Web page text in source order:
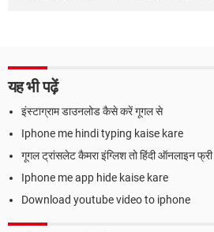
यह भी पढ़ें
इंस्टाग्राम डाउनलोड कैसे करें गूगल से
Iphone me hindi typing kaise kare
गूगल ट्रांसलेट कैमरा इंग्लिश तो हिंदी ऑनलाइन फ्री
Iphone me app hide kaise kare
Download youtube video to iphone